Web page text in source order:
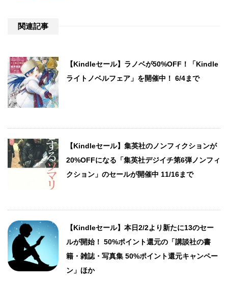
関連記事
【Kindleセール】ラノベが50%OFF！「Kindle
ライトノベルフェア」を開催中！ 6/4まで
【Kindleセール】集英社のノンフィクションが
20%OFFになる「集英社デジイチ第6弾ノンフィ
クション」のセールが開催中 11/16まで
【Kindleセール】本日2/2より新たに13のセー
ルが開始！ 50%ポイント還元の「講談社の書
籍・雑誌・写真集 50%ポイント還元キャンペー
ン」ほか